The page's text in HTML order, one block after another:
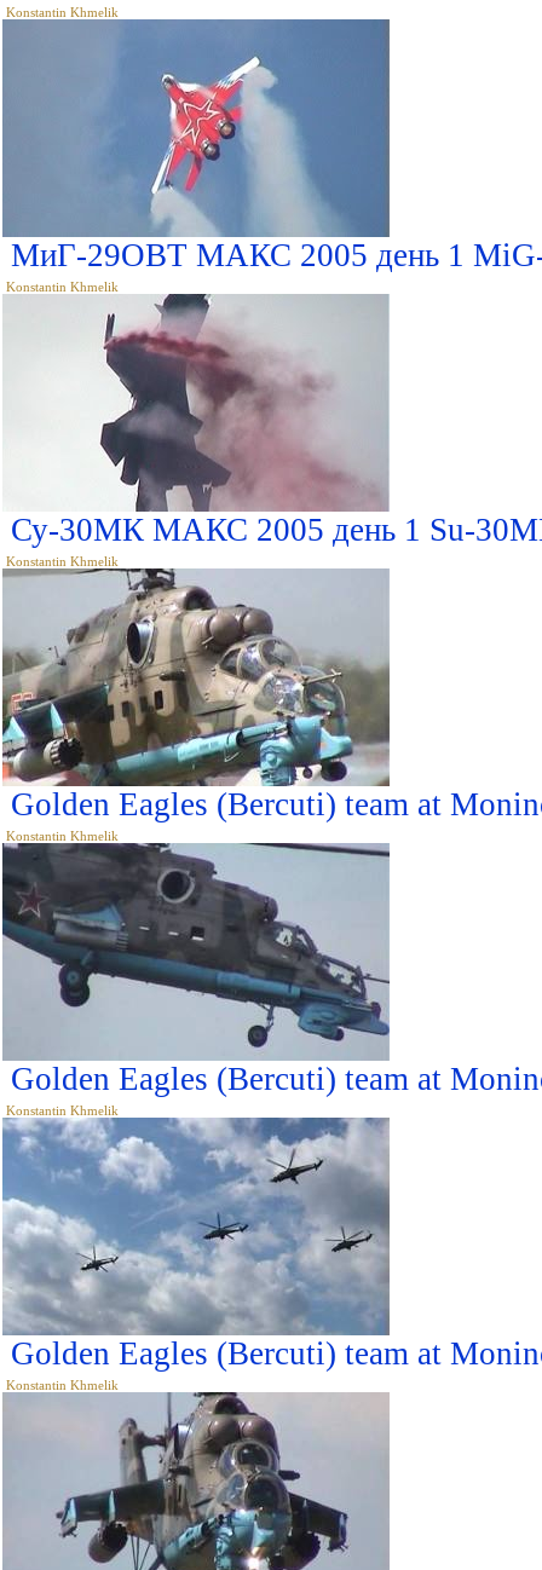
Konstantin Khmelik
МиГ-29ОВТ МАКС 2005 день 1
Konstantin Khmelik
Су-30МК МАКС 2005 день 1 Su-
Konstantin Khmelik
Golden Eagles (Bercuti) team at
Konstantin Khmelik
Golden Eagles (Bercuti) team at
Konstantin Khmelik
Golden Eagles (Bercuti) team at
Konstantin Khmelik